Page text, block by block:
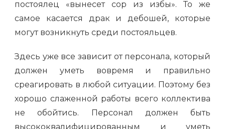
постоялец «вынесет сор из избы». То же
самое касается драк и дебошей, которые
могут возникнуть среди постояльцев.
Здесь уже все зависит от персонала, который
должен уметь вовремя и правильно
среагировать в любой ситуации. Поэтому без
хорошо слаженной работы всего коллектива
не обойтись. Персонал должен быть
высококвалифицированным и уметь